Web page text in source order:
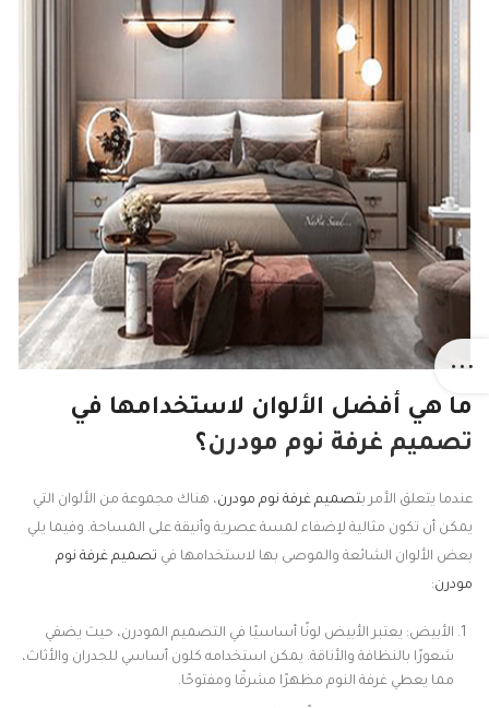
ما هي أفضل الألوان لاستخدامها في
تصميم غرفة نوم مودرن؟
عندما يتعلق الأمر بتصميم غرفة نوم مودرن، هناك مجموعة من الألوان التي
يمكن أن تكون مثالية لإضفاء لمسة عصرية وأنيقة على المساحة. وفيما يلي
بعض الألوان الشائعة والموصى بها لاستخدامها في تصميم غرفة نوم
مودرن:
الأبيض: يعتبر الأبيض لونًا أساسيًا في التصميم المودرن، حيث يضفي
شعورًا بالنظافة والأناقة. يمكن استخدامه كلون أساسي للجدران والأثاث،
مما يعطي غرفة النوم مظهرًا مشرقًا ومفتوحًا.